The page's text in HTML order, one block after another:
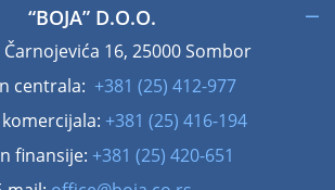
“BOJA” D.O.O.
16, 25000 Sombor
centrala: +381 (25) 412-977
+381 (25) 416-194
finansije: +381 (25) 420-651